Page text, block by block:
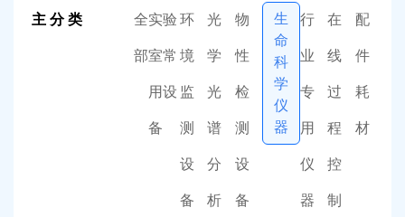
主 分 类 全
部
实验
室常
用设
备
环
境
监
测
设
备
光
学
光
谱
分
析
物
性
检
测
设
备
生
命
科
学
仪
器
行
业
专
用
仪
器
在
线
过
程
控
制
配
件
耗
材